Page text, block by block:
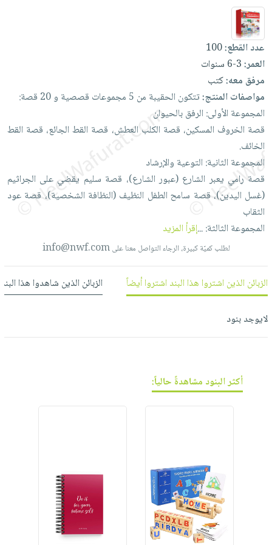
العناية
بالأسنان
الحمية
والتغذية
أدوات
المائدة
الأوعية
والتخزين
أدوات
المطبخ
الأكثر
مبيعاً
العودة
للمدارس
اكسسوارات
كتب
اكسسوارات
منزلية
اكسسوارات
ملابس
مطرزات
حقائب
حلي
عناية
صابون
أطفال
مناسبات
شحن
مجاني
بنود
مختارة
اشتراكات
كل
الاشتراكات
صندوق
القراءة
iKitab
بلا
حدود
بحث
متقدم
نيل
وفرات
عن
الشركة
سياسة
أسئلة
طرحها
وفرات
انشر
حسابك
لائحة
الأمنيات
عربة
التسوق
نشرة
الإصدارات
عدد القطع:100
العمر:3-6 سنوات
مرفق معه:كتب
مواصفات المنتج:تتكون الحقيبة من 5 مجموعات قصصية و20 قصة:
المجموعة الأولى: الرفقبالحيوان
قصة الخروف المسكين، قصة الكلب العطش، قصة القط الجائع، قصة القط
الخائف.
المجموعة الثانية: التوعية والإرشاد
قصة رامي يعبر الشارع(عبور الشارع)، قصة سليم يقضي على الجراثيم
(غسل اليدين)،قصة سامح الطفل النظيف(النظافة الشخصية)، قصةعود
الثقاب
المجموعة الثالثة:...إقرأ المزيد
لطلب كميّة كبيرة، الرجاء التواصل معنا علىinfo@nwf.com
الزبائن الذين اشتروا هذا البند اشتروا أيضاً الزبائن الذين شاهدوا هذا
لايوجد بنود
أكثر البنود مشاهدةً حالياً: